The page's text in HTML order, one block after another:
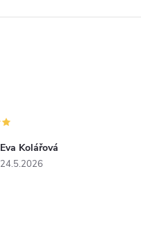
Eva Kolářová
24.5.2026